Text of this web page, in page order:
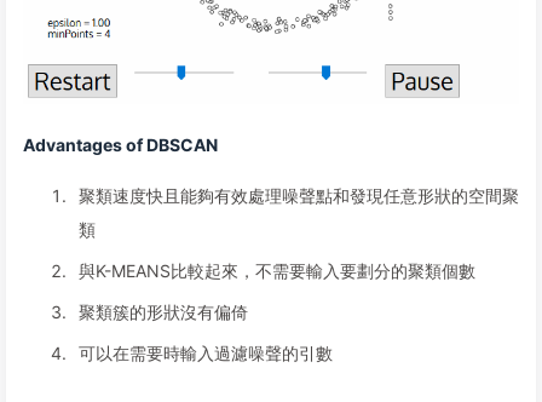
Advantages of DBSCAN
聚類速度快且能夠有效處理噪聲點和發現任意形狀的空間聚
類
與K-MEANS比較起來，不需要輸入要劃分的聚類個數
聚類簇的形狀沒有偏倚
可以在需要時輸入過濾噪聲的引數